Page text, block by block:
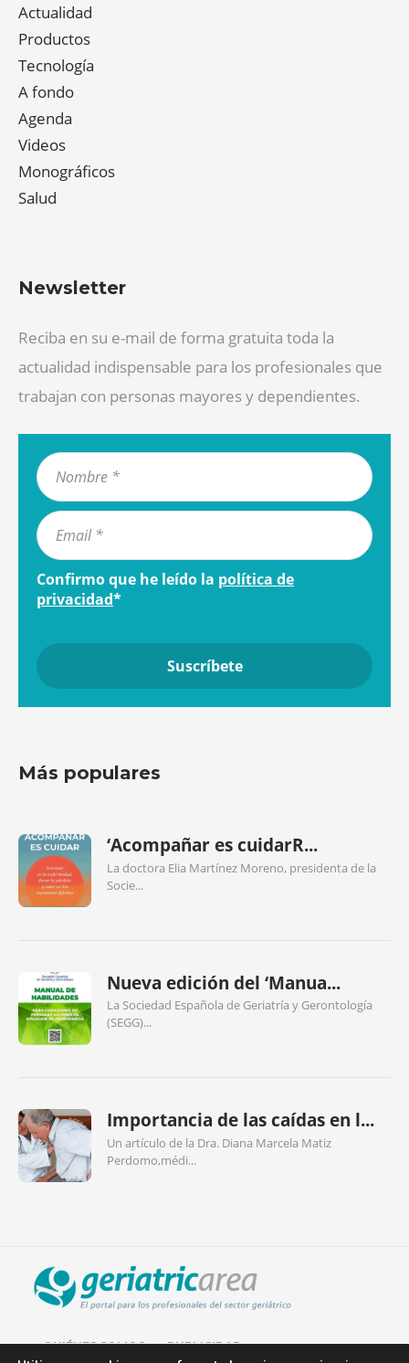
Actualidad
Productos
Tecnología
A fondo
Agenda
Videos
Monográficos
Salud
Newsletter
Reciba en su e-mail de forma gratuita toda la
actualidad indispensable para los profesionales que
trabajan con personas mayores y dependientes.
Confirmo que he leído la política de
privacidad*
Más populares
‘Acompañar es cuidarR...
La doctora Elia Martínez Moreno, presidenta de la
Socie...
Nueva edición del ‘Manua...
La Sociedad Española de Geriatría y Gerontología
(SEGG)...
Importancia de las caídas en l...
Un artículo de la Dra. Diana Marcela Matiz
Perdomo,médi...
QUIÉNES SOMOS PUBLICIDAD